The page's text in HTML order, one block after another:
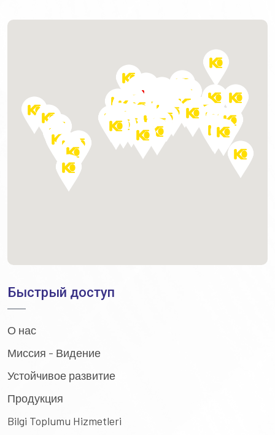
Быстрый доступ
О нас
Миссия - Видение
Устойчивое развитие
Продукция
Bilgi Toplumu Hizmetleri